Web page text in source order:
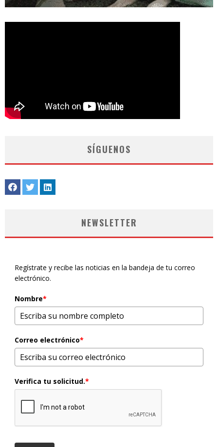
SÍGUENOS
NEWSLETTER
Regístrate y recibe las noticias en la bandeja de tu correo
electrónico.
Nombre*
Correo electrónico*
Verifica tu solicitud.*